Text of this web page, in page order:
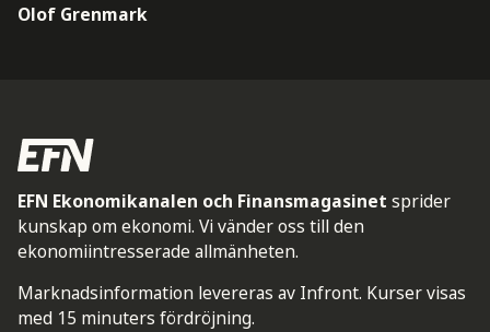
Olof Grenmark
EFN Ekonomikanalen och Finansmagasinet sprider
kunskap om ekonomi. Vi vänder oss till den
ekonomiintresserade allmänheten.
Marknadsinformation levereras av Infront. Kurser visas
med 15 minuters fördröjning.